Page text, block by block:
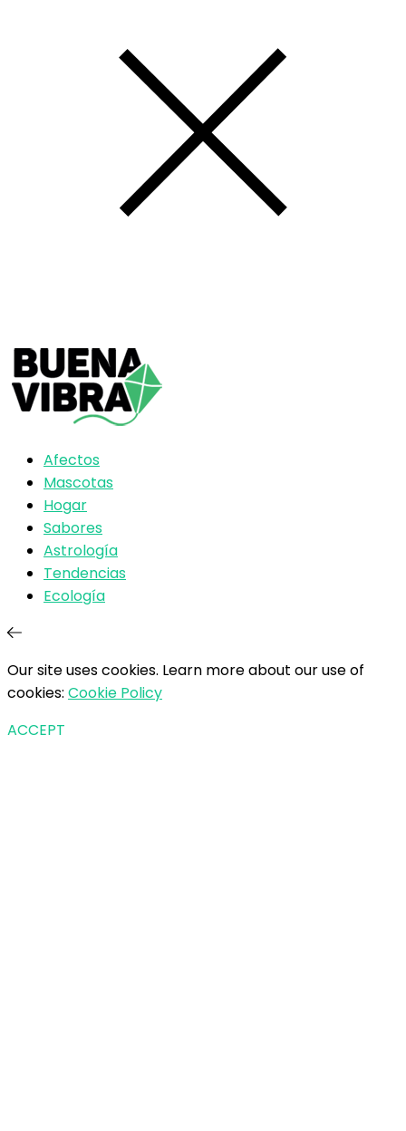
Afectos
Mascotas
Hogar
Sabores
Astrología
Tendencias
Ecología
Our site uses cookies. Learn more about our use of
cookies: Cookie Policy
ACCEPT